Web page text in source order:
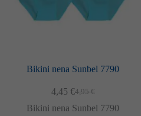
Bikini nena Sunbel 7790
4,95€
El
preu
4,45 €El
preu
Bikini nena Sunbel 7790